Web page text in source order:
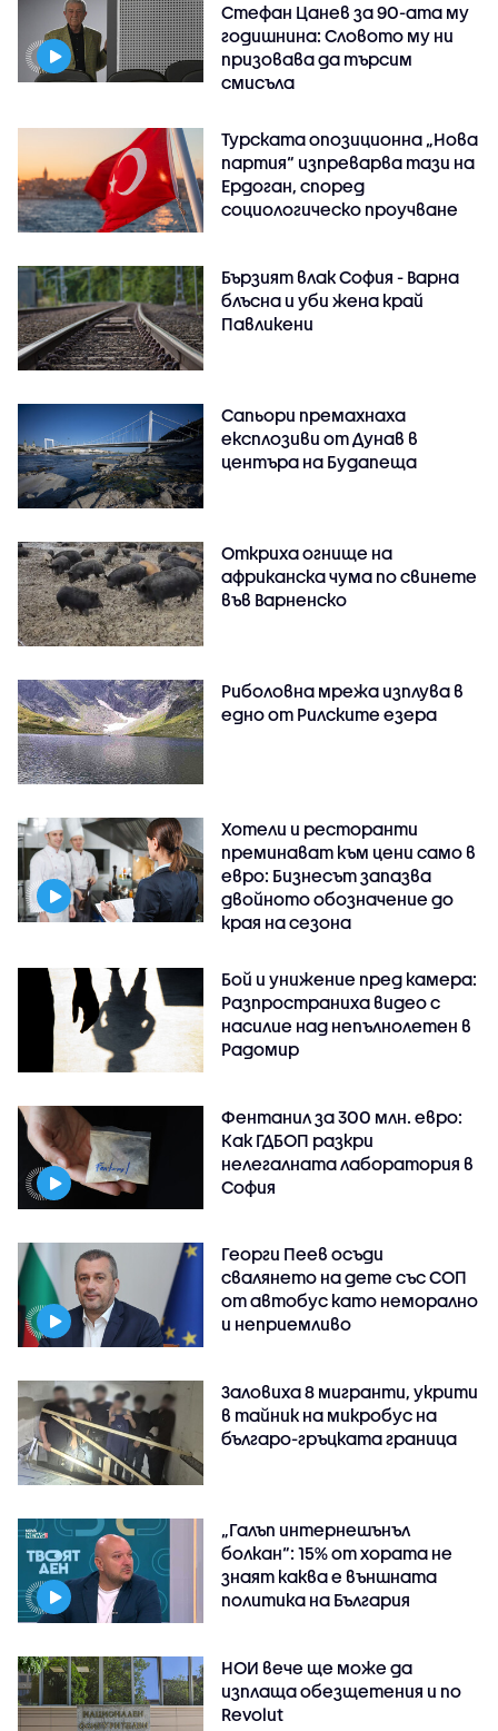
Стефан Цанев за 90-ата му
годишнина: Словото му ни
призовава да търсим
смисъла
Турската опозиционна „Нова
партия“ изпреварва тази на
Ердоган, според
социологическо проучване
Бързият влак София - Варна
блъсна и уби жена край
Павликени
Сапьори премахнаха
експлозиви от Дунав в
центъра на Будапеща
Откриха огнище на
африканска чума по свинете
във Варненско
Риболовна мрежа изплува в
едно от Рилските езера
Хотели и ресторанти
преминават към цени само в
евро: Бизнесът запазва
двойното обозначение до
края на сезона
Бой и унижение пред камера:
Разпространиха видео с
насилие над непълнолетен в
Радомир
Фентанил за 300 млн. евро:
Как ГДБОП разкри
нелегалната лаборатория в
София
Георги Пеев осъди
свалянето на дете със СОП
от автобус като неморално
и неприемливо
Заловиха 8 мигранти, укрити
в тайник на микробус на
българо-гръцката граница
„Галъп интернешънъл
болкан“: 15% от хората не
знаят каква е външната
политика на България
НОИ вече ще може да
изплаща обезщетения и по
Revolut